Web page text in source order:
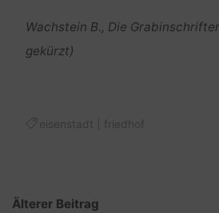
Wachstein B., Die
gekürzt)
eisenstadt friedhof
Älterer Beitrag